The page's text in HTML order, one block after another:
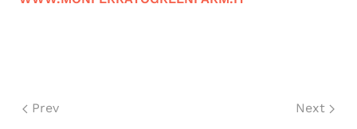
Prev Next